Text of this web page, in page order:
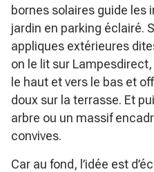
bornes solaires guide les
jardin en parking éclairé.
appliques extérieures
on le lit sur
le haut et vers le bas et
doux sur la terrasse. Et
arbre ou un massif
convives.
Car au fond, l’idée est